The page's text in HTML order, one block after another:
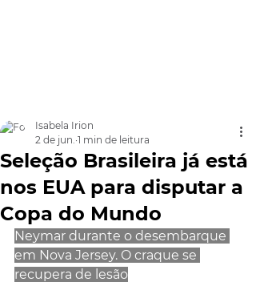
Seleção Brasileira já está
nos EUA para disputar a
Copa do Mundo
Isabela Irion
2 de jun. 1 min de leitura
Neymar durante o desembarque
em Nova Jersey. O craque se
recupera de lesão